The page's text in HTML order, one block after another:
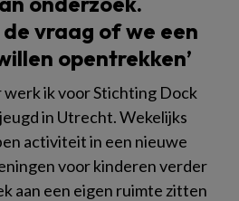
de vraag of we een
opentrekken’
werk ik voor Stichting Dock
in Utrecht. Wekelijks
activiteit in een nieuwe
voor kinderen verder
aan een eigen ruimte zitten